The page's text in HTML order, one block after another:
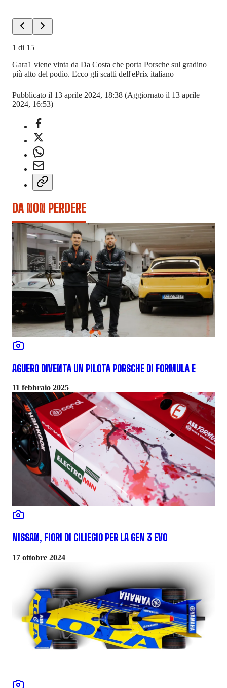
1 di 15
Gara1 viene vinta da Da Costa che porta Porsche sul gradino
più alto del podio. Ecco gli scatti dell'ePrix italiano
Pubblicato il 13 aprile 2024, 18:38 (Aggiornato il 13 aprile
2024, 16:53)
DA NON PERDERE
AGUERO DIVENTA UN PILOTA PORSCHE DI FORMULA E
11 febbraio 2025
NISSAN, FIORI DI CILIEGIO PER LA GEN 3 EVO
17 ottobre 2024